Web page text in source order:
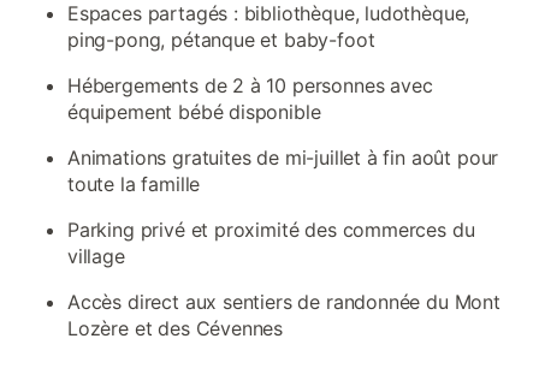
Espaces partagés : bibliothèque, ludothèque,
ping-pong, pétanque et baby-foot
Hébergements de 2 à 10 personnes avec
équipement bébé disponible
Animations gratuites de mi-juillet à fin août pour
toute la famille
Parking privé et proximité des commerces du
village
Accès direct aux sentiers de randonnée du Mont
Lozère et des Cévennes